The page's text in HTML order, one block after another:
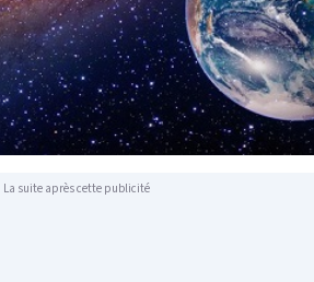
La suite après cette publicité